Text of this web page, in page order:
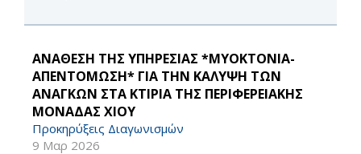
ΑΝΑΘΕΣΗ ΤΗΣ ΥΠΗΡΕΣΙΑΣ *ΜΥΟΚΤΟΝΙΑ-
ΑΠΕΝΤΟΜΩΣΗ* ΓΙΑ ΤΗΝ ΚΑΛΥΨΗ ΤΩΝ
ΑΝΑΓΚΩΝ ΣΤΑ ΚΤΙΡΙΑ ΤΗΣ ΠΕΡΙΦΕΡΕΙΑΚΗΣ
ΜΟΝΑΔΑΣ ΧΙΟΥ
Προκηρύξεις Διαγωνισμών
9 Μαρ 2026